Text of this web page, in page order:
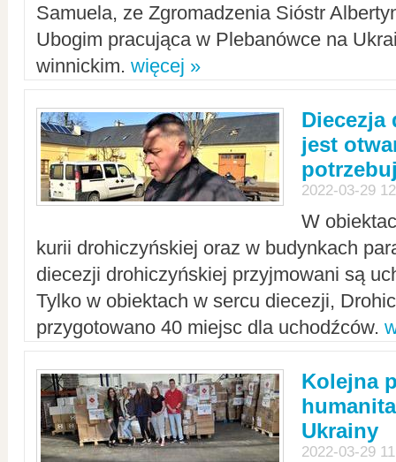
Samuela, ze Zgromadzenia Sióstr
Ubogim pracująca w Plebanówce na
winnickim. więcej »
Diecezja
jest
2022-03-29
W
kurii drohiczyńskiej oraz w budynkach
diecezji drohiczyńskiej przyjmowani są
Tylko w obiektach w sercu diecezji,
przygotowano 40 miejsc dla uchodźców.
Kolejna
Ukrainy
2022-03-29